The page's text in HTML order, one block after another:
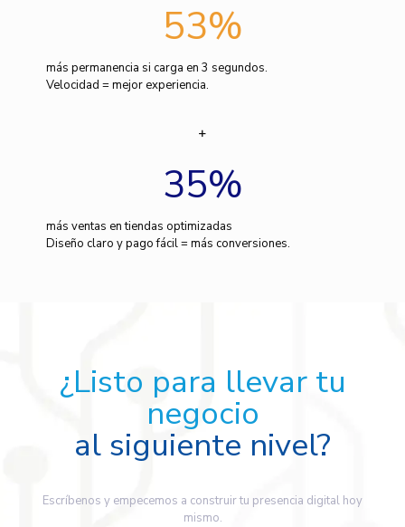
53%
más permanencia si carga en 3 segundos.
Velocidad = mejor experiencia.
35%
más ventas en tiendas optimizadas
Diseño claro y pago fácil = más conversiones.
¿Listo para llevar tu
negocio
al siguiente nivel?
Escríbenos y empecemos a construir tu presencia digital hoy
mismo.